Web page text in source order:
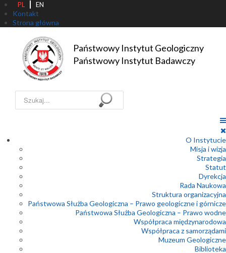
PL EN
Kontakt
Strona główna
Państwowy Instytut Geologiczny
Państwowy Instytut Badawczy
Szukaj...
O Instytucie
Misja i wizja
Strategia
Statut
Dyrekcja
Rada Naukowa
Struktura organizacyjna
Państwowa Służba Geologiczna – Prawo geologiczne i górnicze
Państwowa Służba Geologiczna – Prawo wodne
Współpraca międzynarodowa
Współpraca z samorządami
Muzeum Geologiczne
Biblioteka